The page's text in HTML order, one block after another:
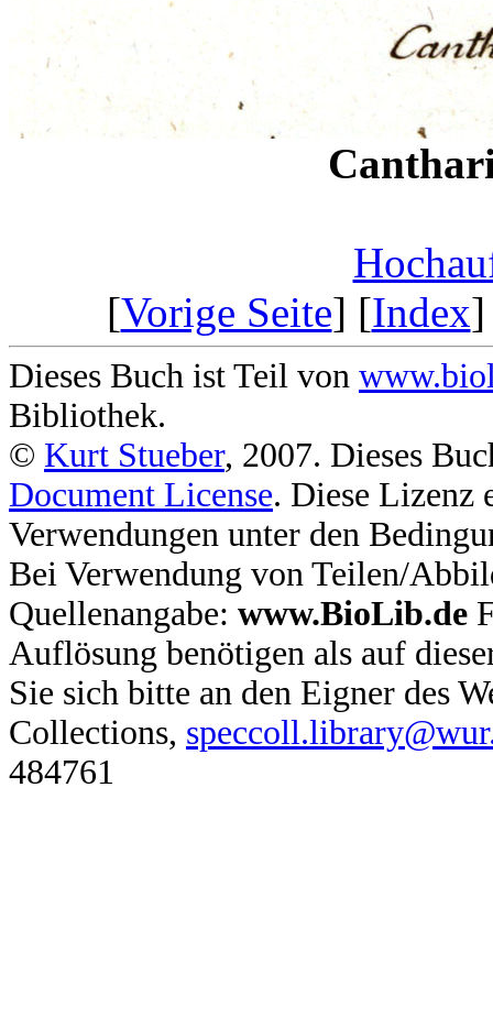
[Vorige Seite] [Index
Dieses Buch ist Teil von
Bibliothek.
© Kurt Stueber, 2007. Dieses
Document License. Diese Lizenz
Verwendungen unter den
Bei Verwendung von Teilen/
Quellenangabe: www.BioLib.de
Auflösung benötigen als auf
Sie sich bitte an den Eigner des
Collections,
484761